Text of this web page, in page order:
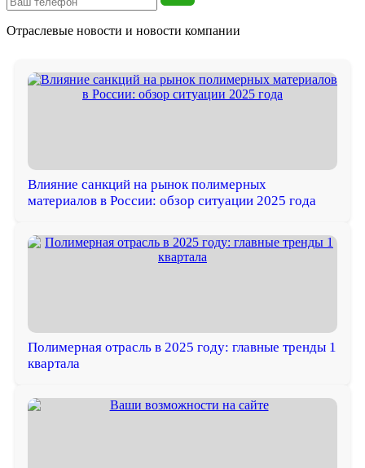
Отраслевые новости и новости компании
Влияние санкций на рынок полимерных
материалов в России: обзор ситуации 2025 года
Полимерная отрасль в 2025 году: главные тренды 1
квартала